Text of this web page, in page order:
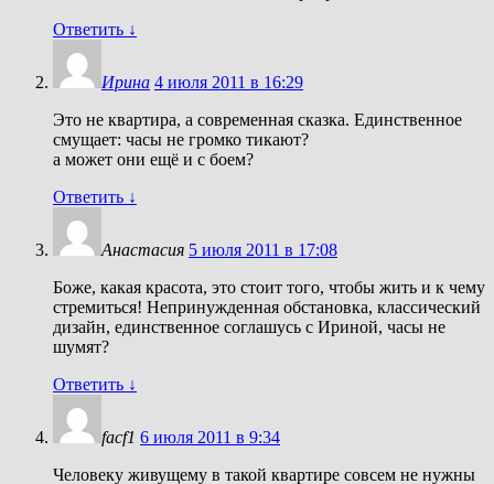
Ответить ↓
Ирина 4 июля 2011 в 16:29
Это не квартира, а современная сказка. Единственное
смущает: часы не громко тикают?
а может они ещё и с боем?
Ответить ↓
Анастасия 5 июля 2011 в 17:08
Боже, какая красота, это стоит того, чтобы жить и к чему
стремиться! Непринужденная обстановка, классический
дизайн, единственное соглашусь с Ириной, часы не
шумят?
Ответить ↓
facf1 6 июля 2011 в 9:34
Человеку живущему в такой квартире совсем не нужны